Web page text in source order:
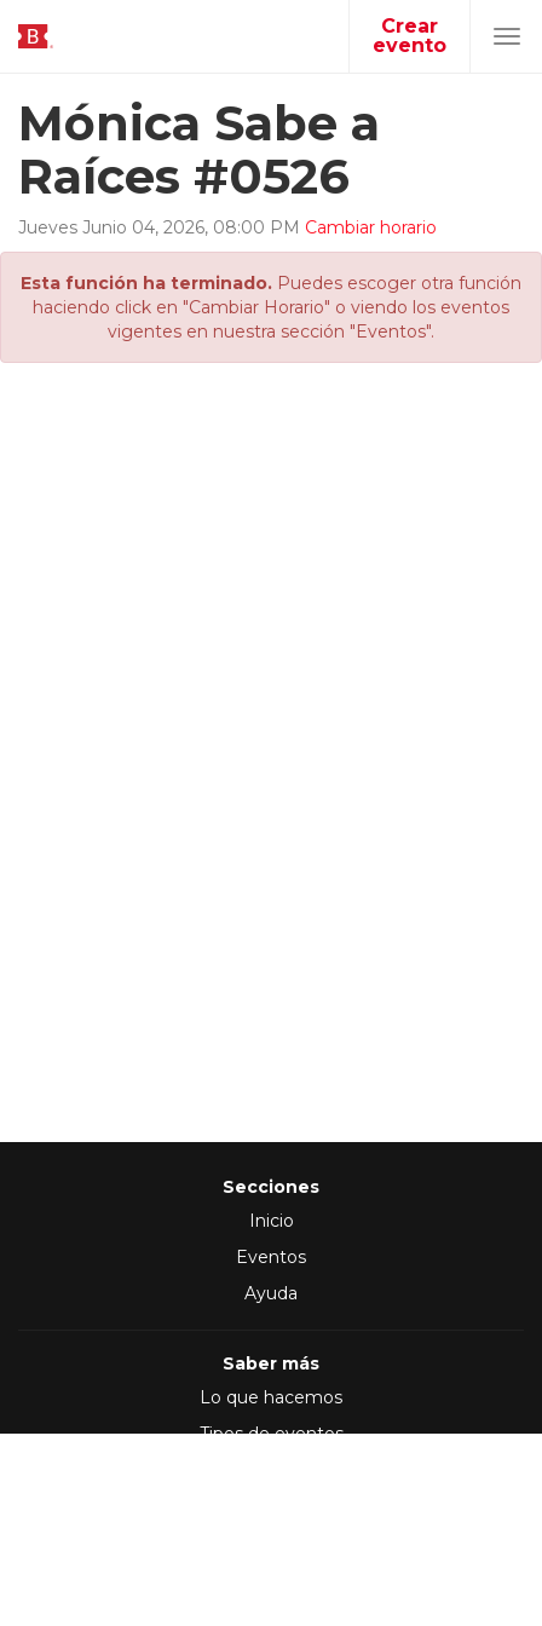
Crear
evento
Mónica Sabe a
Raíces #0526
Jueves Junio 04, 2026, 08:00 PM Cambiar horario
Esta función ha terminado. Puedes escoger otra función
haciendo click en "Cambiar Horario" o viendo los eventos
vigentes en nuestra sección "Eventos".
Secciones
Inicio
Eventos
Ayuda
Saber más
Lo que hacemos
Tipos de eventos